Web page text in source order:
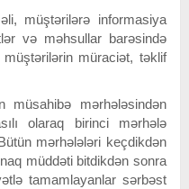
müştərilərə informasiya
və məhsullar barəsində
müraciət, təklif
mərhələsindən
olaraq birinci mərhələ
mərhələləri keçdikdən
müddəti bitdikdən sonra
tamamlayanlar sərbəst